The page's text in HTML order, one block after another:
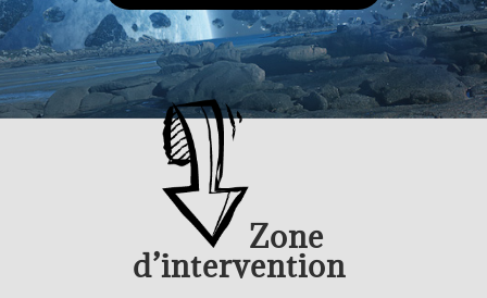
Zone
d’intervention